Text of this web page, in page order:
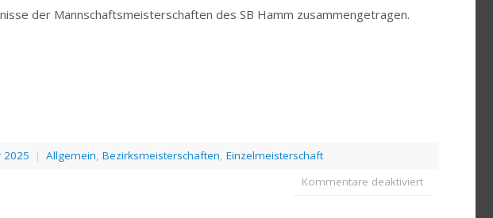
der Mannschaftsmeisterschaften des SB Hamm zusammengetragen.
2025 | Allgemein, Bezirksmeisterschaften, Einzelmeisterschaft
Kommentare deaktiviert